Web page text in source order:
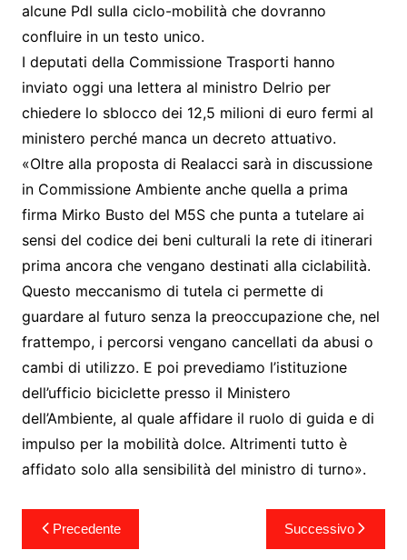
alcune Pdl sulla ciclo-mobilità che dovranno
confluire in un testo unico.
I deputati della Commissione Trasporti hanno
inviato oggi una lettera al ministro Delrio per
chiedere lo sblocco dei 12,5 milioni di euro fermi al
ministero perché manca un decreto attuativo.
«Oltre alla proposta di Realacci sarà in discussione
in Commissione Ambiente anche quella a prima
firma Mirko Busto del M5S che punta a tutelare ai
sensi del codice dei beni culturali la rete di itinerari
prima ancora che vengano destinati alla ciclabilità.
Questo meccanismo di tutela ci permette di
guardare al futuro senza la preoccupazione che, nel
frattempo, i percorsi vengano cancellati da abusi o
cambi di utilizzo. E poi prevediamo l’istituzione
dell’ufficio biciclette presso il Ministero
dell’Ambiente, al quale affidare il ruolo di guida e di
impulso per la mobilità dolce. Altrimenti tutto è
affidato solo alla sensibilità del ministro di turno».
Navigazione
articoli
Precedente Successivo